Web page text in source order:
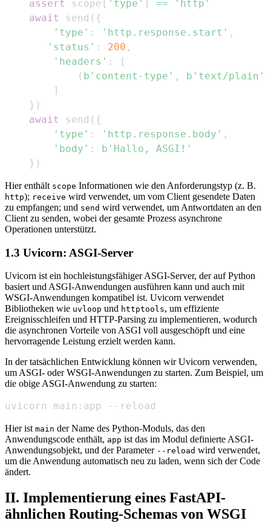
assert
scope [ 'type' ] ==
'http'
await
send ( {
'type' : 'http.response.start' ,
'status' : 200 ,
'headers' :
[
( b'content-type' , b'text/plain'
]
} )
await
send ( {
'type' : 'http.response.body' ,
'body' :
b'Hallo, ASGI!'
} )
Hier enthält scope Informationen wie den Anforderungstyp (z. B.
http); receive wird verwendet, um vom Client gesendete Daten
zu empfangen; und send wird verwendet, um Antwortdaten an den
Client zu senden, wobei der gesamte Prozess asynchrone
Operationen unterstützt.
1.3 Uvicorn: ASGI-Server
Uvicorn ist ein hochleistungsfähiger ASGI-Server, der auf Python
basiert und ASGI-Anwendungen ausführen kann und auch mit
WSGI-Anwendungen kompatibel ist. Uvicorn verwendet
Bibliotheken wie uvloop und httptools, um effiziente
Ereignisschleifen und HTTP-Parsing zu implementieren, wodurch
die asynchronen Vorteile von ASGI voll ausgeschöpft und eine
hervorragende Leistung erzielt werden kann.
In der tatsächlichen Entwicklung können wir Uvicorn verwenden,
um ASGI- oder WSGI-Anwendungen zu starten. Zum Beispiel, um
die obige ASGI-Anwendung zu starten:
uvicorn main:app --reload
Hier ist main der Name des Python-Moduls, das den
Anwendungscode enthält, app ist das im Modul definierte ASGI-
Anwendungsobjekt, und der Parameter --reload wird verwendet,
um die Anwendung automatisch neu zu laden, wenn sich der Code
ändert.
II. Implementierung eines FastAPI-
ähnlichen Routing-Schemas von WSGI